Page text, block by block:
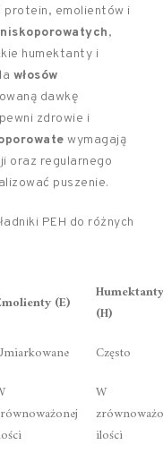
protein, emolientów i
niskoporowatych,
humektanty i
włosów
dawkę
zdrowie i
wymagają
oraz regularnego
puszenie.
PEH do różnych
(E)
Humektanty
(H)
Często
W
ilości